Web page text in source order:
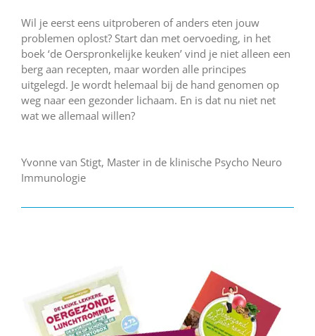
Wil je eerst eens uitproberen of anders eten jouw
problemen oplost? Start dan met oervoeding, in het
boek ‘de Oerspronkelijke keuken’ vind je niet alleen een
berg aan recepten, maar worden alle principes
uitgelegd. Je wordt helemaal bij de hand genomen op
weg naar een gezonder lichaam. En is dat nu niet net
wat we allemaal willen?
Yvonne van Stigt, Master in de klinische Psycho Neuro
Immunologie